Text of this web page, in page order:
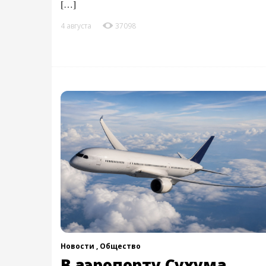
[…]
4 августа 37098
Новости , Общество